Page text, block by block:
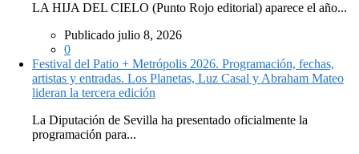
LA HIJA DEL CIELO (Punto Rojo editorial) aparece el año...
Publicado julio 8, 2026
0
Festival del Patio + Metrópolis 2026. Programación, fechas,
artistas y entradas. Los Planetas, Luz Casal y Abraham Mateo
lideran la tercera edición
La Diputación de Sevilla ha presentado oficialmente la
programación para...